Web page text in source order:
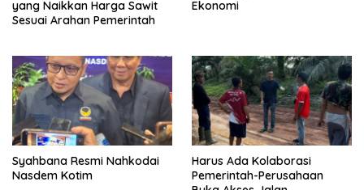
yang Naikkan Harga Sawit
Sesuai Arahan Pemerintah
Ekonomi
Syahbana Resmi Nahkodai
Nasdem Kotim
Harus Ada Kolaborasi
Pemerintah-Perusahaan